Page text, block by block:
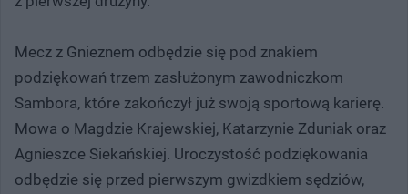
Mecz z Gnieznem odbędzie się pod znakiem
podziękowań trzem zasłużonym zawodniczkom
Sambora, które zakończył już swoją sportową karierę.
Mowa o Magdzie Krajewskiej, Katarzynie Zduniak oraz
Agnieszce Siekańskiej. Uroczystość podziękowania
odbędzie się przed pierwszym gwizdkiem sędziów,